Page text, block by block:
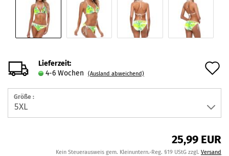
Lieferzeit:
4-6 Wochen
(Ausland abweichend)
Größe :
25,99 EUR
Kein Steuerausweis gem. Kleinuntern.-Reg. §19 UStG zzgl. Versand